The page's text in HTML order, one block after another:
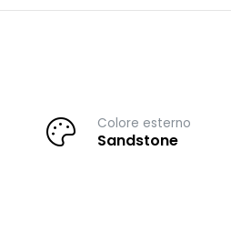
Colore esterno
Sandstone